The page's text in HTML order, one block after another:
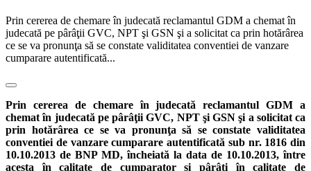
Prin cererea de chemare în judecată reclamantul GDM a chemat în
judecată pe pârâţii GVC, NPT şi GSN şi a solicitat ca prin hotărârea
ce se va pronunţa să se constate validitatea conventiei de vanzare
cumparare autentificată...
Prin cererea de chemare în judecată reclamantul GDM a
chemat în judecată pe pârâţii GVC, NPT şi GSN şi a solicitat ca
prin hotărârea ce se va pronunţa să se constate validitatea
conventiei de vanzare cumparare autentificată sub nr. 1816 din
10.10.2013 de BNP MD, încheiată la data de 10.10.2013, între
acesta în calitate de cumparator şi pârâți în calitate de